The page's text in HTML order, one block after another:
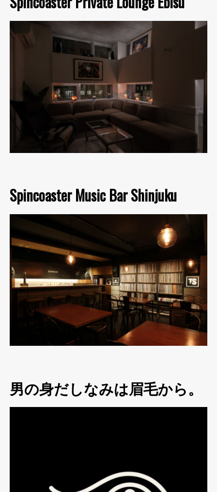
Spincoaster Music Bar Shinjuku
男の身だしなみは眉毛から。